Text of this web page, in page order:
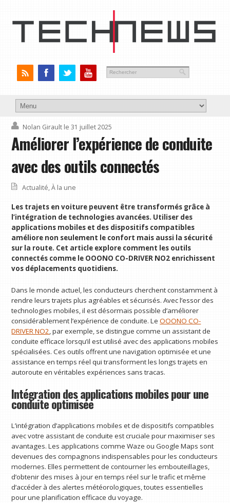
Nolan Girault le 31 juillet 2025
Améliorer l’expérience de conduite
avec des outils connectés
Actualité,À la une
Les trajets en voiture peuvent être transformés grâce à
l’intégration de technologies avancées. Utiliser des
applications mobiles et des dispositifs compatibles
améliore non seulement le confort mais aussi la sécurité
sur la route. Cet article explore comment les outils
connectés comme le OOONO CO-DRIVER NO2 enrichissent
vos déplacements quotidiens.
Dans le monde actuel, les conducteurs cherchent constamment à
rendre leurs trajets plus agréables et sécurisés. Avec l’essor des
technologies mobiles, il est désormais possible d’améliorer
considérablement l’expérience de conduite. LeOOONO CO-
DRIVER NO2, par exemple, se distingue comme un assistant de
conduite efficace lorsqu’il est utilisé avec des applications mobiles
spécialisées. Ces outils offrent une navigation optimisée et une
assistance en temps réel qui transforment les longs trajets en
autoroute en véritables expériences sans tracas.
Intégration des applications mobiles pour une
conduite optimisée
L’intégration d’applications mobiles et de dispositifs compatibles
avec votre assistant de conduite est cruciale pour maximiser ses
avantages. Les applications comme Waze ou Google Maps sont
devenues des compagnons indispensables pour les conducteurs
modernes. Elles permettent de contourner les embouteillages,
d’obtenir des mises à jour en temps réel sur le trafic et même
d’accéder à des alertes météorologiques, toutes essentielles
pour une planification efficace du voyage.